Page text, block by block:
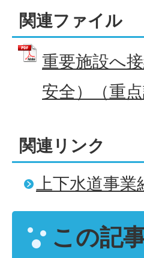
関連ファイル
重要施設へ
安全）（重
関連リンク
上下水道事業
この記